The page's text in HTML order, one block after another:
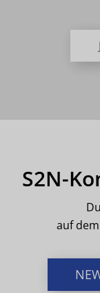
S2N-
auf